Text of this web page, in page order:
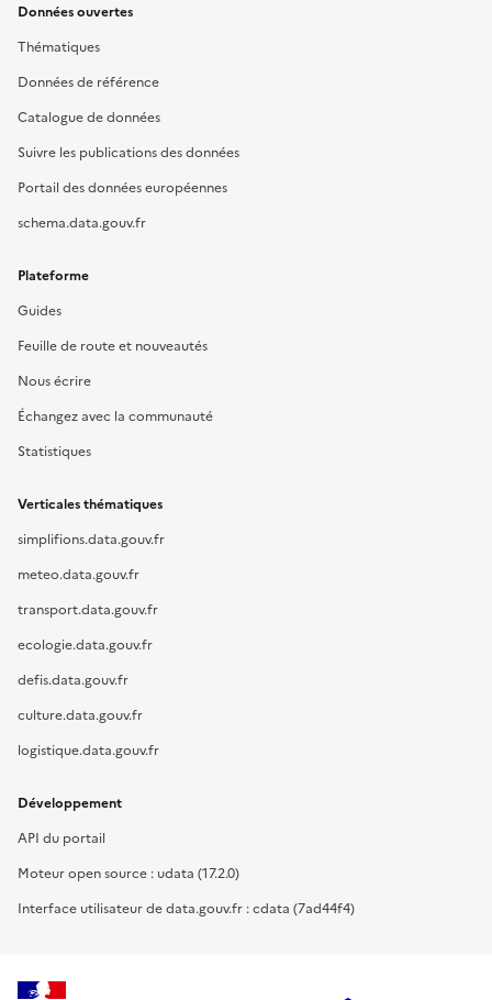
Données ouvertes
Thématiques
Données de référence
Catalogue de données
Suivre les publications des données
Portail des données européennes
schema.data.gouv.fr
Plateforme
Guides
Feuille de route et nouveautés
Nous écrire
Échangez avec la communauté
Statistiques
Verticales thématiques
simplifions.data.gouv.fr
meteo.data.gouv.fr
transport.data.gouv.fr
ecologie.data.gouv.fr
defis.data.gouv.fr
culture.data.gouv.fr
logistique.data.gouv.fr
Développement
API du portail
Moteur open source : udata (17.2.0)
Interface utilisateur de data.gouv.fr : cdata (7ad44f4)